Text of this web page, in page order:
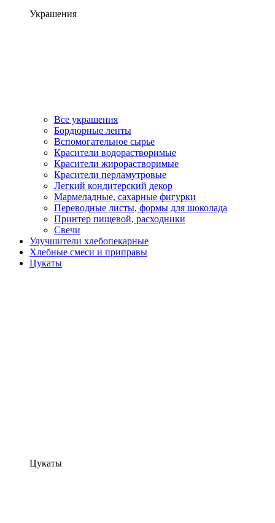
Украшения
Все украшения
Бордюрные ленты
Вспомогательное сырье
Красители водорастворимые
Красители жирорастворимые
Красители перламутровые
Легкий кондитерский декор
Мармеладные, сахарные фигурки
Переводные листы, формы для шоколада
Принтер пищевой, расходники
Свечи
Улучшители хлебопекарные
Хлебные смеси и приправы
Цукаты
Цукаты